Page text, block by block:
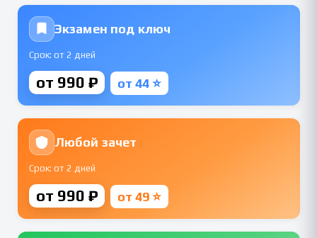
Экзамен под ключ
Срок: от 2 дней
от 990 ₽ от 44 ⭐
Любой зачет
Срок: от 2 дней
от 990 ₽ от 49 ⭐